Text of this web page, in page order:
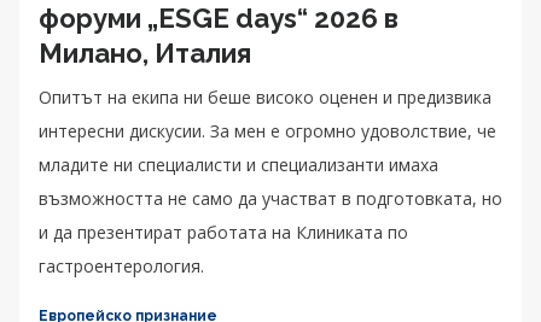
форуми „ESGE days“ 2026 в
Милано, Италия
Опитът на екипа ни беше високо оценен и предизвика
интересни дискусии. За мен е огромно удоволствие, че
младите ни специалисти и специализанти имаха
възможността не само да участват в подготовката, но
и да презентират работата на Клиниката по
гастроентерология.
Европейско признание